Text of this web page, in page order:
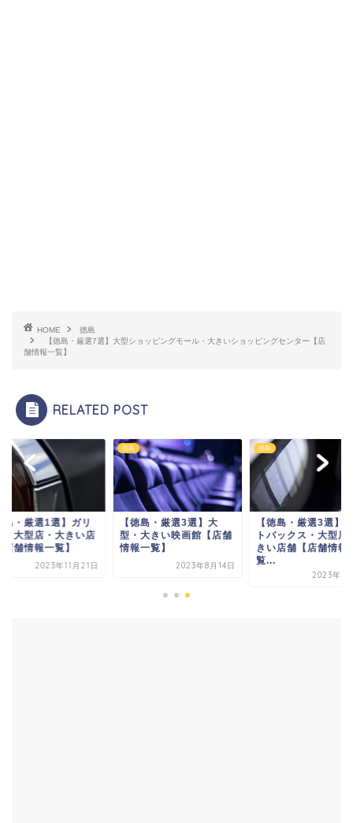
HOME
徳島
【徳島・厳選7選】大型ショッピングモール・大きいショッピングセンター【店
舗情報一覧】
RELATED POST
島・厳選1選】ガリ
・大型店・大きい店
店舗情報一覧】
2023年11月21日
徳島
【徳島・厳選3選】大
型・大きい映画館【店舗
情報一覧】
2023年8月14日
徳島
【徳島・厳選3選】
トバックス・大型店
きい店舗【店舗情報
覧...
2023年9